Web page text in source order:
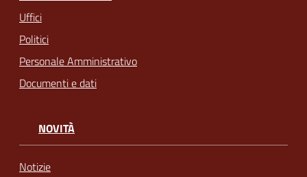
Uffici
Politici
Personale Amministrativo
Documenti e dati
NOVITÀ
Notizie